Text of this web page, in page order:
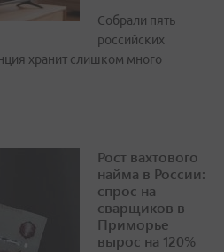
Собрали пять
российских
хранит слишком много
Рост вахтового
найма в России:
спрос на
сварщиков в
Приморье
вырос на 120%